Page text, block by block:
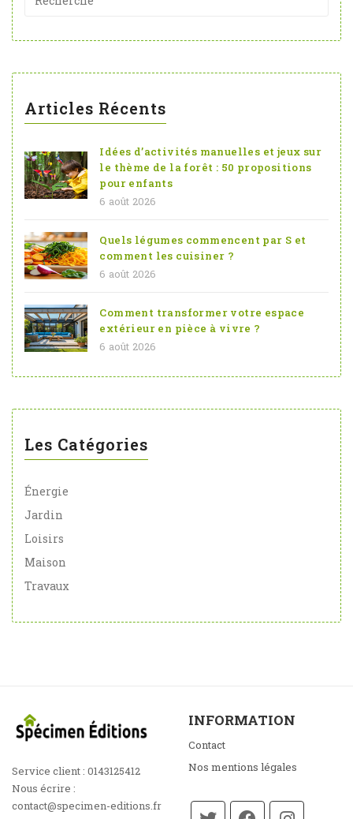
Articles Récents
Idées d’activités manuelles et jeux sur
le thème de la forêt : 50 propositions
pour enfants
6 août 2026
Quels légumes commencent par S et
comment les cuisiner ?
6 août 2026
Comment transformer votre espace
extérieur en pièce à vivre ?
6 août 2026
Les Catégories
Énergie
Jardin
Loisirs
Maison
Travaux
Service client : 0143125412
Nous écrire :
contact@specimen-editions.fr
INFORMATION
Contact
Nos mentions légales